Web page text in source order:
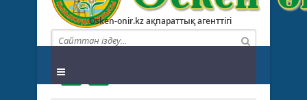
Osken-onir.kz ақпараттық агенттігі